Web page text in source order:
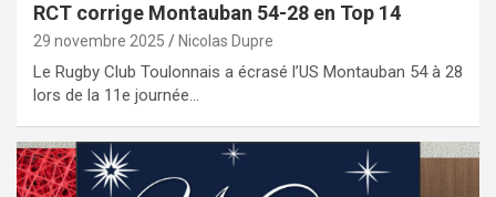
RCT corrige Montauban 54-28 en Top 14
29 novembre 2025 Nicolas Dupre
Le Rugby Club Toulonnais a écrasé l’US Montauban 54 à 28
lors de la 11e journée…